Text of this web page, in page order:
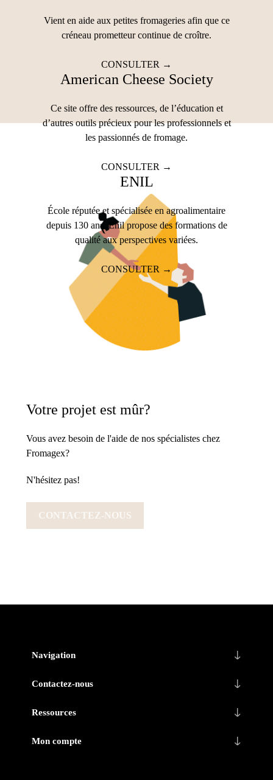
Vient en aide aux petites fromageries afin que ce
créneau prometteur continue de croître.
CONSULTER →
American Cheese Society
Ce site offre des ressources, de l’éducation et
d’autres outils précieux pour les professionnels et
les passionnés de fromage.
CONSULTER →
ENIL
École réputée et spécialisée en agroalimentaire
depuis 130 ans. Enil propose des formations de
qualité aux perspectives variées.
CONSULTER →
Votre projet est mûr?
Vous avez besoin de l'aide de nos spécialistes chez
Fromagex?
N'hésitez pas!
CONTACTEZ-NOUS
Navigation
Contactez-nous
Ressources
Mon compte